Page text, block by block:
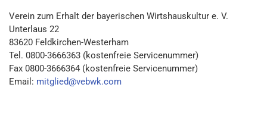
Verein zum Erhalt der bayerischen Wirtshauskultur e. V.
Unterlaus 22
83620 Feldkirchen-Westerham
Tel. 0800-3666363 (kostenfreie Servicenummer)
Fax 0800-3666364 (kostenfreie Servicenummer)
Email: mitglied@vebwk.com